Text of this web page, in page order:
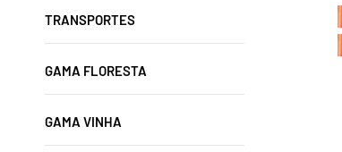
TRANSPORTES
GAMA FLORESTA
GAMA VINHA